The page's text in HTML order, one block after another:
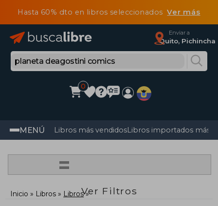
Hasta 60% dto en libros seleccionadosVer más
Enviar a
Quito, Pichincha
0
MENÚ Libros más vendidosLibros importados más
=
Ver Filtros
Inicio Libros Libros